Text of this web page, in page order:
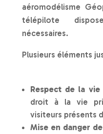
aéromodélisme
télépilote
nécessaires.
Plusieurs éléments
Respect de la vie
droit à la vie
visiteurs présents
Mise en danger